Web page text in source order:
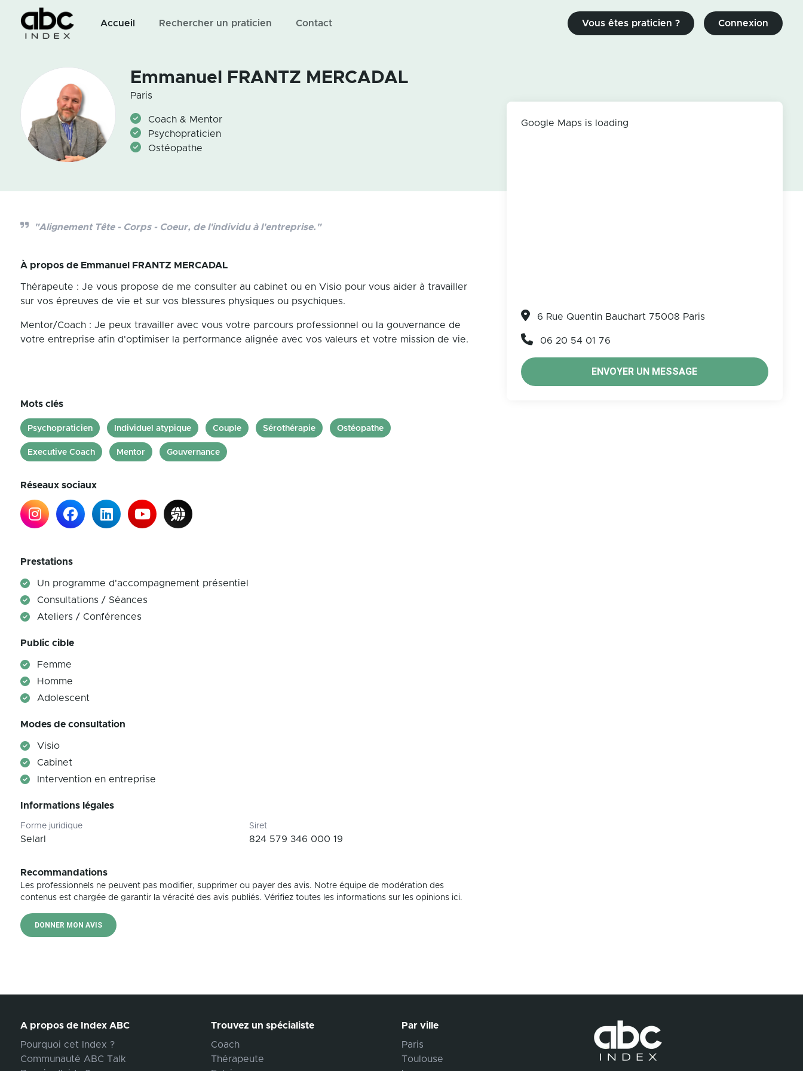
Accueil Rechercher un praticien Contact Vous êtes praticien ? Connexion
Emmanuel FRANTZ MERCADAL
Paris
Coach & Mentor
Psychopraticien
Ostéopathe
"Alignement Tête - Corps - Coeur, de l'individu à l'entreprise."
À propos de Emmanuel FRANTZ MERCADAL
Thérapeute : Je vous propose de me consulter au cabinet ou en Visio pour vous aider à travailler
sur vos épreuves de vie et sur vos blessures physiques ou psychiques.
Mentor/Coach : Je peux travailler avec vous votre parcours professionnel ou la gouvernance de
votre entreprise afin d'optimiser la performance alignée avec vos valeurs et votre mission de vie.
Mots clés
Psychopraticien Individuel atypique Couple Sérothérapie Ostéopathe
Executive Coach Mentor Gouvernance
Réseaux sociaux
Prestations
Un programme d'accompagnement présentiel
Consultations / Séances
Ateliers / Conférences
Public cible
Femme
Homme
Adolescent
Modes de consultation
Visio
Cabinet
Intervention en entreprise
Informations légales
Forme juridique
Selarl
Siret
824 579 346 000 19
Recommandations
Les professionnels ne peuvent pas modifier, supprimer ou payer des avis. Notre équipe de modération des
contenus est chargée de garantir la véracité des avis publiés. Vérifiez toutes les informations sur les opinions ici.
DONNER MON AVIS
Google Maps is loading
6 Rue Quentin Bauchart 75008 Paris
06 20 54 01 76
ENVOYER UN MESSAGE
A propos de Index ABC
Pourquoi cet Index ?
Communauté ABC Talk
Trouvez un spécialiste
Coach
Thérapeute
Par ville
Paris
Toulouse